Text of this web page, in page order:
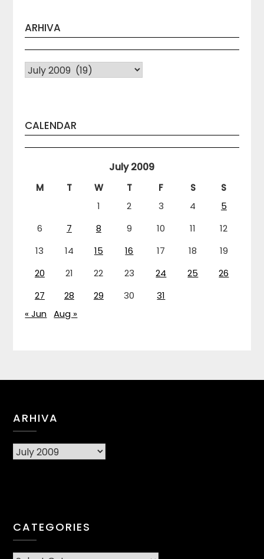
ARHIVA
Arhiva
CALENDAR
July 2009
M T W T F S
S
1
2 3 4
5
6
7 8 9 10 11
12
13
14 15 16 17 18
19
20
21 22 23 24 25
26
27
28 29 30
31
« Jun Aug »
ARHIVA
Arhiva
CATEGORIES